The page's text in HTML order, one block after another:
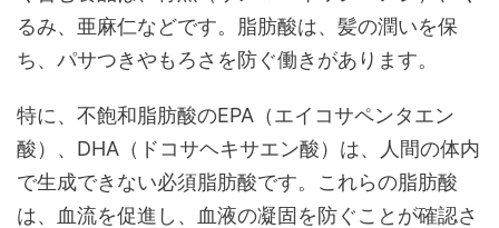
るみ、亜麻仁などです。脂肪酸は、髪の潤いを保
ち、パサつきやもろさを防ぐ働きがあります。
特に、不飽和脂肪酸のEPA（エイコサペンタエン
酸）、DHA（ドコサヘキサエン酸）は、人間の体内
で生成できない必須脂肪酸です。これらの脂肪酸
は、血流を促進し、血液の凝固を防ぐことが確認さ